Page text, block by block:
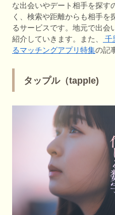
な出会いやデート相手を探す
く、検索や距離からも相手を
るサービスです。地元で出会
紹介していきます。また、
千
るマッチングアプリ特集の記
タップル（tapple)